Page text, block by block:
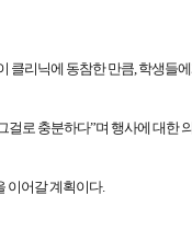
리닉에 동참한 만큼, 학생들
걸로 충분하다”며 행사에 대한
이어갈 계획이다.